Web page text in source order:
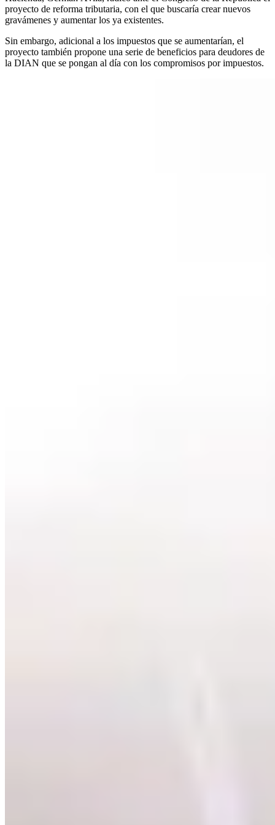
proyecto de reforma tributaria, con el que buscaría crear nuevos
gravámenes y aumentar los ya existentes.
Sin embargo, adicional a los impuestos que se aumentarían, el
proyecto también propone una serie de beneficios para deudores de
la DIAN que se pongan al día con los compromisos por impuestos.